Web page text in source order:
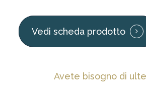
Vedi scheda prodotto
Avete bisogno di